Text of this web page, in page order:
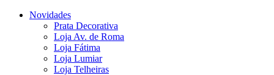
Novidades
Prata Decorativa
Loja Av. de Roma
Loja Fátima
Loja Lumiar
Loja Telheiras